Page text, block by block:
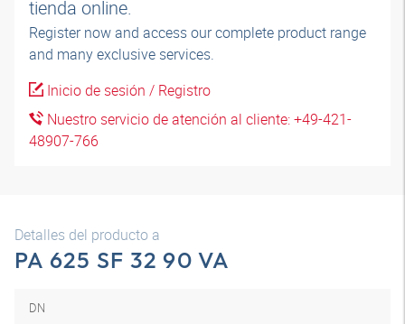
tienda online.
Register now and access our complete product range
and many exclusive services.
Inicio de sesión / Registro
Nuestro servicio de atención al cliente: +49-421-
48907-766
Detalles del producto a
PA 625 SF 32 90 VA
DN